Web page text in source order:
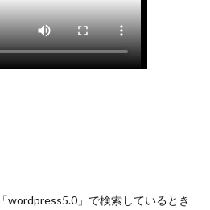
wordpress5.0」で検索しているとき